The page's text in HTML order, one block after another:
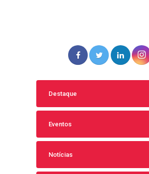
Destaque
Eventos
Notícias